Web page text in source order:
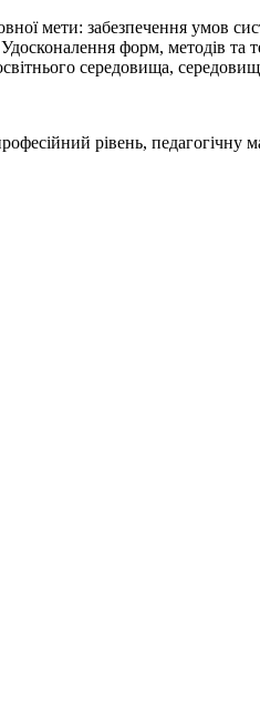
мети: забезпечення умов
Удосконалення форм, методів та
середовища,
рівень, педагогічну